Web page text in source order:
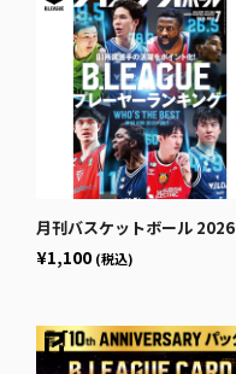
月刊バスケットボール 2026年7月号 (発売日2026年5月25日)
¥1,100 (税込)